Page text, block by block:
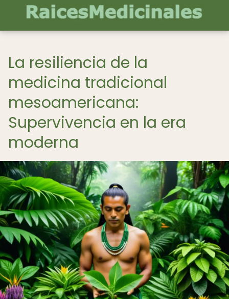
La resiliencia de la
medicina tradicional
mesoamericana:
Supervivencia en la era
moderna